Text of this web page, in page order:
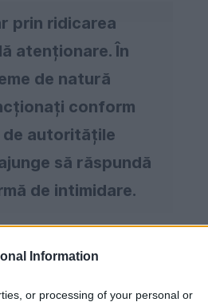
Information
or processing of your personal or
prin ridicarea
atenționare. În
de natură
conform
de autoritățile
să răspundă
de intimidare.